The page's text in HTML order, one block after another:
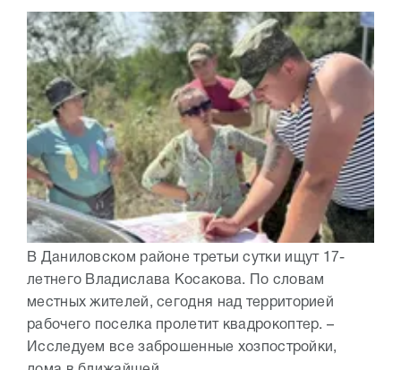
В Даниловском районе третьи сутки ищут 17-
летнего Владислава Косакова. По словам
местных жителей, сегодня над территорией
рабочего поселка пролетит квадрокоптер. –
Исследуем все заброшенные хозпостройки,